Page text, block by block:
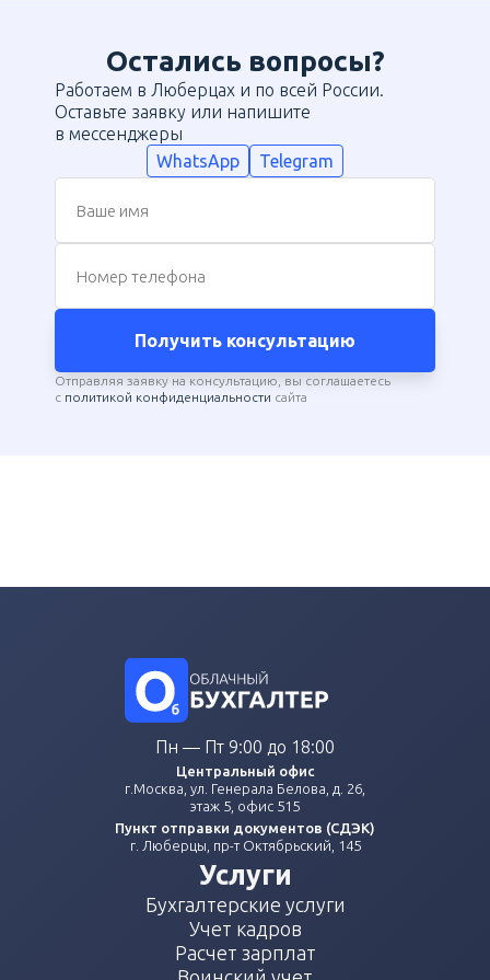
Остались вопросы?
Работаем в Люберцах и по всей России.
Оставьте заявку или напишите
в мессенджеры
WhatsApp
Telegram
Ваше имя
Номер телефона
Получить консультацию
Отправляя заявку на консультацию, вы соглашаетесь
с политикой конфиденциальности сайта
Пн — Пт 9:00 до 18:00
Центральный офис
г.Москва, ул. Генерала Белова, д. 26,
этаж 5, офис 515
Пункт отправки документов (СДЭК)
г. Люберцы, пр-т Октябрьский, 145
Услуги
Бухгалтерские услуги
Учет кадров
Расчет зарплат